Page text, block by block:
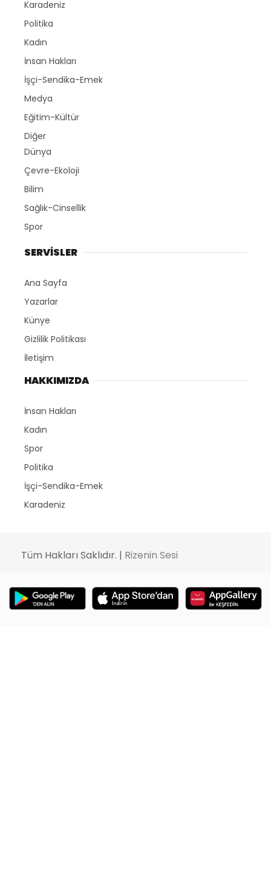
Karadeniz
Politika
Kadın
İnsan Hakları
İşçi-Sendika-Emek
Medya
Eğitim-Kültür
Diğer
Dünya
Çevre-Ekoloji
Bilim
Sağlık-Cinsellik
Spor
SERVİSLER
Ana Sayfa
Yazarlar
Künye
Gizlilik Politikası
İletişim
HAKKIMIZDA
İnsan Hakları
Kadın
Spor
Politika
İşçi-Sendika-Emek
Karadeniz
Tüm Hakları Saklıdır. | Rizenin Sesi